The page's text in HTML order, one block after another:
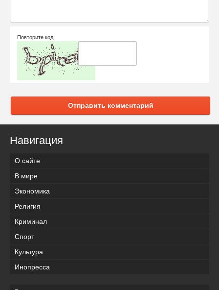
Повторите код:
Отправить комментарий
Навигация
О сайте
В мире
Экономика
Религия
Криминал
Спорт
Культура
Инопресса